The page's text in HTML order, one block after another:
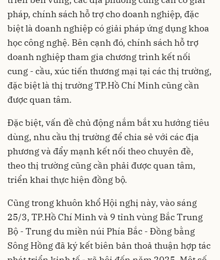
pháp, chính sách hỗ trợ cho doanh nghiệp, đặc
biệt là doanh nghiệp có giải pháp ứng dụng khoa
học công nghệ. Bên cạnh đó, chính sách hỗ trợ
doanh nghiệp tham gia chương trình kết nối
cung - cầu, xúc tiến thương mại tại các thị trường,
đặc biệt là thị trường TP.Hồ Chí Minh cũng cần
được quan tâm.
Đặc biệt, vấn đề chủ động nắm bắt xu hướng tiêu
dùng, nhu cầu thị trường để chia sẻ với các địa
phương và đẩy mạnh kết nối theo chuyên đề,
theo thị trường cũng cần phải được quan tâm,
triển khai thực hiện đồng bộ.
Cũng trong khuôn khổ Hội nghị này, vào sáng
25/3, TP.Hồ Chí Minh và 9 tỉnh vùng Bắc Trung
Bộ - Trung du miền núi Phía Bắc - Đồng bằng
Sông Hồng đã ký kết biên bản thoả thuận hợp tác